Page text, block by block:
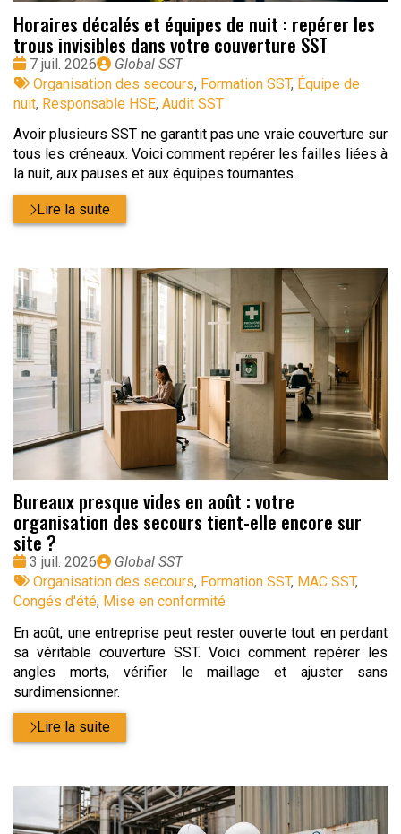
Horaires décalés et équipes de nuit : repérer les
trous invisibles dans votre couverture SST
Date
:
7 juil. 2026
Publié
par
Global SST
Tags
:
Organisation des secours, Formation SST, Équipe de
nuit, Responsable HSE, Audit SST
Avoir plusieurs SST ne garantit pas une vraie couverture sur
tous les créneaux. Voici comment repérer les failles liées à
la nuit, aux pauses et aux équipes tournantes.
Lire la suite
Bureaux presque vides en août : votre
organisation des secours tient-elle encore sur
site ?
Date
:
3 juil. 2026
Publié
par
Global SST
Tags
:
Organisation des secours, Formation SST, MAC SST,
Congés d'été, Mise en conformité
En août, une entreprise peut rester ouverte tout en perdant
sa véritable couverture SST. Voici comment repérer les
angles morts, vérifier le maillage et ajuster sans
surdimensionner.
Lire la suite